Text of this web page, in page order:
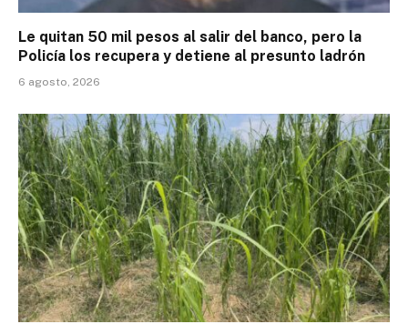
Le quitan 50 mil pesos al salir del banco, pero la
Policía los recupera y detiene al presunto ladrón
6 agosto, 2026